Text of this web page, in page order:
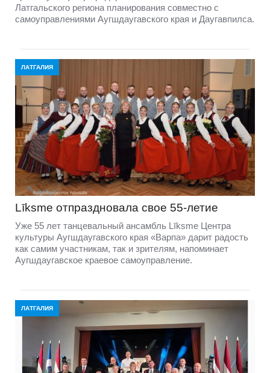
Латгальского региона планирования совместно с
самоуправлениями Аугшдаугавского края и Даугавпилса.
ЛАТГАЛИЯ
Līksme отпраздновала свое 55-летие
Уже 55 лет танцевальный ансамбль Līksme Центра
культуры Аугшдаугавского края «Варпа» дарит радость
как самим участникам, так и зрителям, напоминает
Аугшдаугавское краевое самоуправление.
ЛАТГАЛИЯ